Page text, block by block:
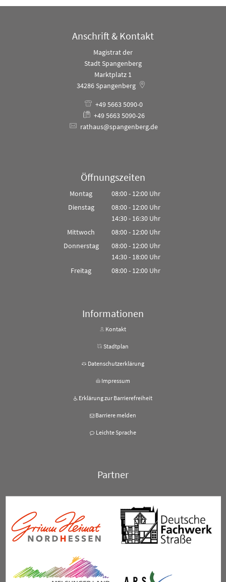
Anschrift & Kontakt
Magistrat der
Stadt Spangenberg
Marktplatz 1
34286 Spangenberg
+49 5663 5090-0
+49 5663 5090-26
rathaus@spangenberg.de
Öffnungszeiten
Montag 08:00- 12:00Uhr
Von 08:00 bis 12:00 Uhr
Dienstag 08:00- 12:00Uhr
Von 08:00 bis 12:00 Uhr
14:30- 16:30Uhr
Von 14:30 bis 16:30 Uhr
Mittwoch 08:00- 12:00Uhr
Von 08:00 bis 12:00 Uhr
Donnerstag 08:00- 12:00Uhr
Von 08:00 bis 12:00 Uhr
14:30- 18:00Uhr
Von 14:30 bis 18:00 Uhr
Freitag 08:00- 12:00Uhr
Informationen
Kontakt
Stadtplan
Datenschutzerklärung
Impressum
Erklärung zur Barrierefreiheit
Barriere melden
Leichte Sprache
Partner